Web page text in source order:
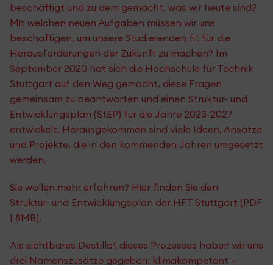
beschäftigt und zu dem gemacht, was wir heute sind?
Mit welchen neuen Aufgaben müssen wir uns
beschäftigen, um unsere Studierenden fit für die
Herausforderungen der Zukunft zu machen? Im
September 2020 hat sich die Hochschule für Technik
Stuttgart auf den Weg gemacht, diese Fragen
gemeinsam zu beantworten und einen Struktur- und
Entwicklungsplan (StEP) für die Jahre 2023-2027
entwickelt. Herausgekommen sind viele Ideen, Ansätze
und Projekte, die in den kommenden Jahren umgesetzt
werden.
Sie wollen mehr erfahren? Hier finden Sie den
Struktur- und Entwicklungsplan der HFT Stuttgart (PDF
| 8MB).
Als sichtbares Destillat dieses Prozesses haben wir uns
drei Namenszusätze gegeben: klimakompetent –